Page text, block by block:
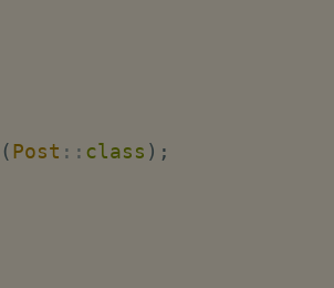
(Post :: class ) ;